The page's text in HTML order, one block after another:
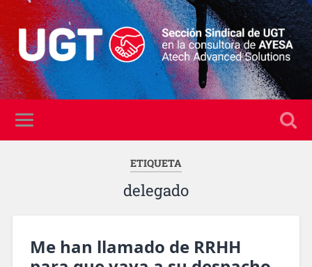
ETIQUETA
delegado
Me han llamado de RRHH